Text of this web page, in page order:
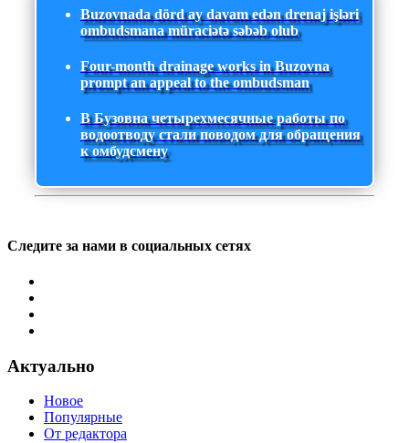
Buzovnada dörd ay davam edən drenaj işləri
ombudsmana müraciətə səbəb olub
Four-month drainage works in Buzovna
prompt an appeal to the ombudsman
В Бузовна четырехмесячные работы по
водоотводу стали поводом для обращения
к омбудсмену
Следите за нами в социальных сетях
Актуально
Новое
Популярные
От редактора